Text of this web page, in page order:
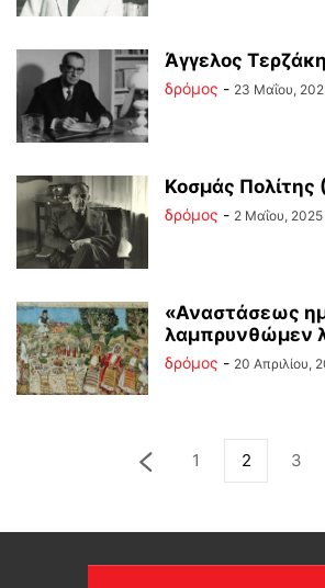
Άγγελος
δρόμος - 23 Μαΐου,
Κοσμάς Πολίτης
δρόμος - 2 Μαΐου, 2025
«Αναστάσεως
λαμπρυνθώμεν
δρόμος - 20 Απριλίου,
1 2 3